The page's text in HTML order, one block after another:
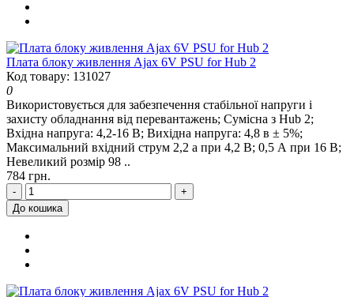
Плата блоку живлення Ajax 6V PSU for Hub 2
Код товару: 131027
0
Використовується для забезпечення стабільної напруги і
захисту обладнання від перевантажень; Сумісна з Hub 2;
Вхідна напруга: 4,2-16 В; Вихідна напруга: 4,8 в ± 5%;
Максимальний вхідний струм 2,2 а при 4,2 В; 0,5 А при 16 В;
Невеликий розмір 98 ..
784 грн.
-
+
До кошика